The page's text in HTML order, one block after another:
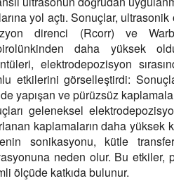
yol açtı. Sonuçlar,
direnci (Rcorr) ve
daha yüksek
elektrodepozisyon
etkilerini görselleştirdi:
yapışan ve pürüzsüz
geleneksel
kaplamaların daha yüksek
sonikasyonu, kütle
neden olur. Bu
ölçüde katkıda bulunur.